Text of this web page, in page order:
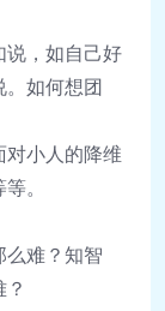
说，如自己好
。如何想团
对小人的降维
。
难？知智